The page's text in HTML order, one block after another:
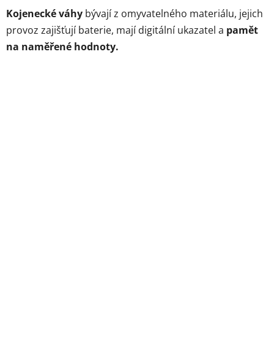
Kojenecké váhy bývají z omyvatelného materiálu, jejich
provoz zajišťují baterie, mají digitální ukazatel a pamět
na naměřené hodnoty.